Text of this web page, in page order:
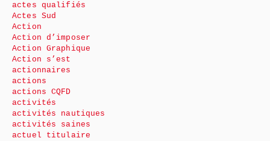
actes qualifiés
Actes Sud
Action
Action d’imposer
Action Graphique
Action s’est
actionnaires
actions
actions CQFD
activités
activités nautiques
activités saines
actuel titulaire